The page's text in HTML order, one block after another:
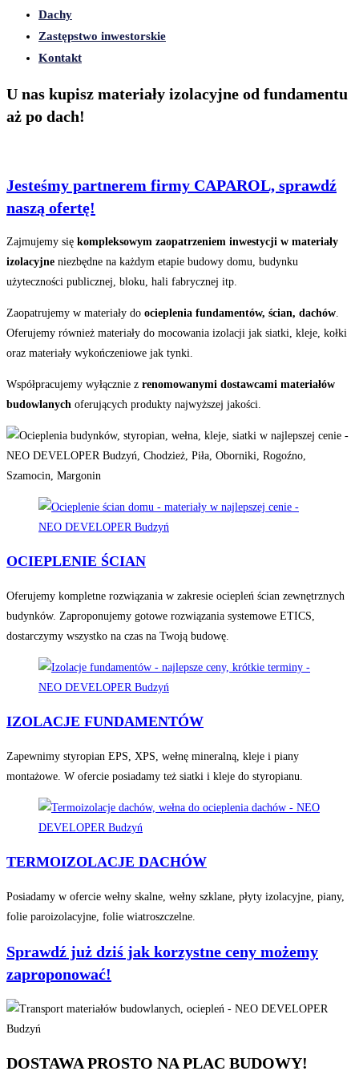
Dachy
Zastępstwo inwestorskie
Kontakt
U nas kupisz materiały izolacyjne od fundamentu
aż po dach!
Jesteśmy partnerem firmy CAPAROL, sprawdź
naszą ofertę!
Zajmujemy się kompleksowym zaopatrzeniem inwestycji w materiały
izolacyjne niezbędne na każdym etapie budowy domu, budynku
użyteczności publicznej, bloku, hali fabrycznej itp.
Zaopatrujemy w materiały do ocieplenia fundamentów, ścian, dachów.
Oferujemy również materiały do mocowania izolacji jak siatki, kleje, kołki
oraz materiały wykończeniowe jak tynki.
Współpracujemy wyłącznie z renomowanymi dostawcami materiałów
budowlanych oferujących produkty najwyższej jakości.
OCIEPLENIE ŚCIAN
Oferujemy kompletne rozwiązania w zakresie ociepleń ścian zewnętrznych
budynków. Zaproponujemy gotowe rozwiązania systemowe ETICS,
dostarczymy wszystko na czas na Twoją budowę.
IZOLACJE FUNDAMENTÓW
Zapewnimy styropian EPS, XPS, wełnę mineralną, kleje i piany
montażowe. W ofercie posiadamy też siatki i kleje do styropianu.
TERMOIZOLACJE DACHÓW
Posiadamy w ofercie wełny skalne, wełny szklane, płyty izolacyjne, piany,
folie paroizolacyjne, folie wiatroszczelne.
Sprawdź już dziś jak korzystne ceny możemy
zaproponować!
DOSTAWA PROSTO NA PLAC BUDOWY!